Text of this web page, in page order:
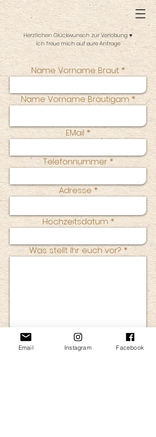
Herzlichen Glückwunsch zur Verlobung♥
Ich freue mich auf eure Anfrage
Name Vorname Braut
Name Vorname Bräutigam
EMail
Telefonnummer
Adresse
Hochzeitsdatum
Was stellt Ihr euch vor?
Email Instagram Facebook